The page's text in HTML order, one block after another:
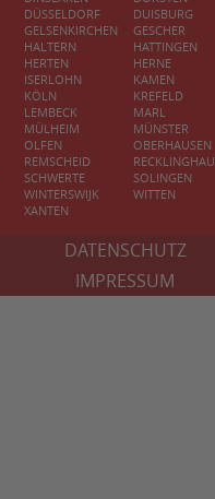
DÜSSELDORF
DUISBURG
GELSENKIRCHEN
GESCHER
HALTERN
HATTINGEN
HERTEN
HERNE
ISERLOHN
KAMEN
KÖLN
KREFELD
LEMBECK
MARL
MÜLHEIM
MÜNSTER
OLFEN
OBERHAUSEN
REMSCHEID
SCHWERTE
SOLINGEN
WINTERSWIJK
WITTEN
XANTEN
DATENSCHUTZ
IMPRESSUM